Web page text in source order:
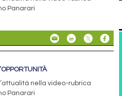
Panarari
nella video-rubrica
Panarari